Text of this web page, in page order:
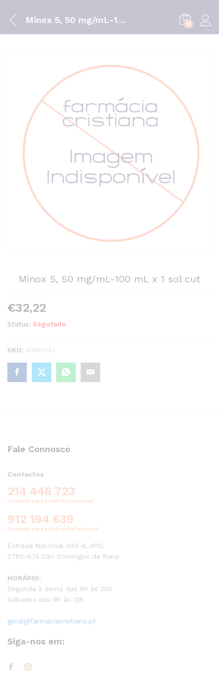
Minox 5, 50 mg/mL-100 mL x 1 sol cut 0
Minox 5, 50 mg/mL-100 mL x 1 sol cut
€32,22
Status: Esgotado
SKU: 4999793
Fale Connosco
Contactos
214 446 723
Chamada para a rede fixa nacional
912 194 639
Chamada para a rede móvel nacional
Estrada Nacional 249-4, nº10,
2785-574 São Domingos de Rana
HORÁRIO:
Segunda à Sexta das 9h às 20h
Sábados das 9h às 13h
geral@farmaciacristiana.pt
Siga-nos em: